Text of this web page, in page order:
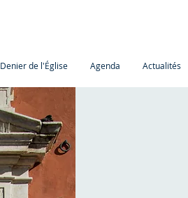
Denier de l'Église Agenda Actualités